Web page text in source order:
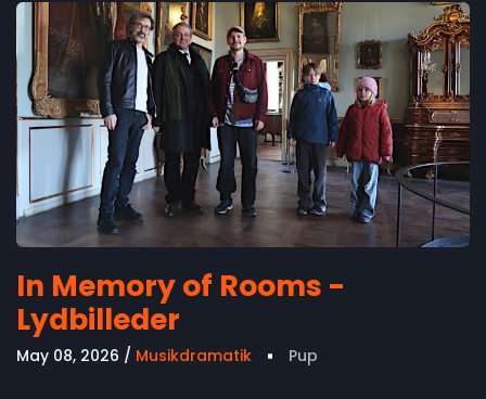
In Memory of Rooms -
Lydbilleder
May 08, 2026 Musikdramatik Pup